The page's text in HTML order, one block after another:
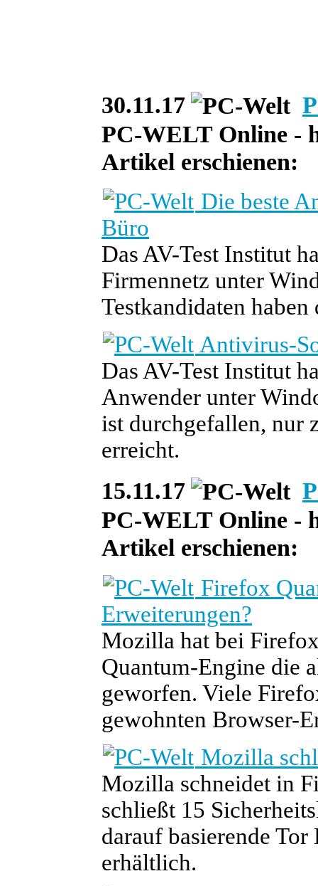
30.11.17
PC-WELT Online -
Artikel erschienen:
Die beste
Büro
Das AV-Test Institut
Firmennetz unter
Testkandidaten
Antivirus-
Das AV-Test Institut
Anwender unter
ist durchgefallen, nur
erreicht.
15.11.17
PC-WELT Online -
Artikel erschienen:
Firefox
Erweiterungen?
Mozilla hat bei
Quantum-Engine die
geworfen. Viele
gewohnten Browser-
Mozilla
Mozilla schneidet in
schließt 15
darauf basierende
erhältlich.